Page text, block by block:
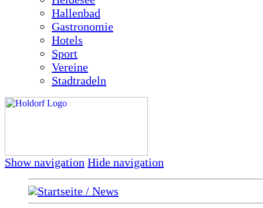
Hallenbad
Gastronomie
Hotels
Sport
Vereine
Stadtradeln
Show navigation Hide navigation
Startseite / News